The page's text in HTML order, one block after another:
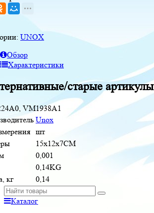
UNOX
Обзор
Характеристики
старые артикулы
VM1938A1
Unox
шт
15x12x7CM
0,001
0,14KG
кг
0,14
Каталог